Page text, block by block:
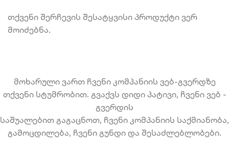
თქვენი შერჩევის შესატყვისი პროდუქტი ვერ
მოიძებნა.
მოხარული ვართ ჩვენი კომპანიის ვებ-გვერდზე
თქვენი სტუმრობით. გვაქვს დიდი პატივი, ჩვენი ვებ -
გვერდის
საშუალებით გაგაცნოთ, ჩვენი კომპანიის საქმიანობა,
გამოცდილება, ჩვენი გუნდი და შესაძლებლობები.